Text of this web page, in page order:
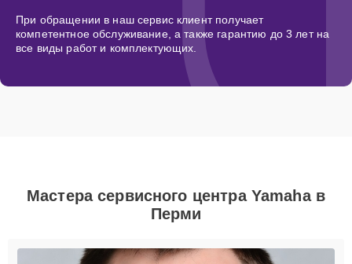
При обращении в наш сервис клиент получает
компетентное обслуживание, а также гарантию до 3 лет на
все виды работ и комплектующих.
Мастера сервисного центра Yamaha в
Перми